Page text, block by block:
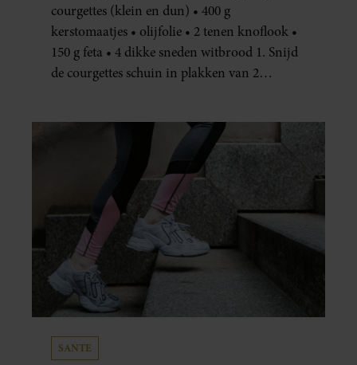
courgettes (klein en dun) • 400 g
kerstomaatjes • olijfolie • 2 tenen knoflook •
150 g feta • 4 dikke sneden witbrood 1. Snijd
de courgettes schuin in plakken van 2
SANTE